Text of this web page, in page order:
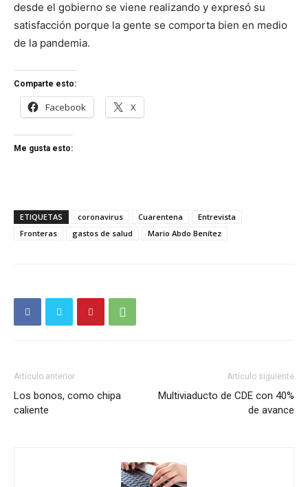
desde el gobierno se viene realizando y expresó su
satisfacción porque la gente se comporta bien en medio
de la pandemia.
Comparte esto:
Facebook X
Me gusta esto:
ETIQUETAS coronavirus Cuarentena
Entrevista
Fronteras
gastos de salud Mario Abdo Benítez
Artículo anterior
Los bonos, como chipa
caliente
Artículo siguiente
Multiviaducto de CDE con 40%
de avance